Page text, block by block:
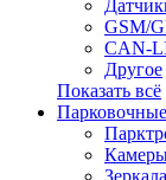
GSM/
CAN-
Другое
Показать всё